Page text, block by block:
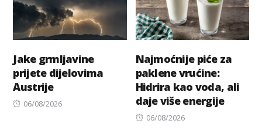
Jake grmljavine
prijete dijelovima
Austrije
Posted
06/08/2026
Najmoćnije piće za
paklene vrućine:
Hidrira kao voda, ali
daje više energije
Posted
06/08/2026